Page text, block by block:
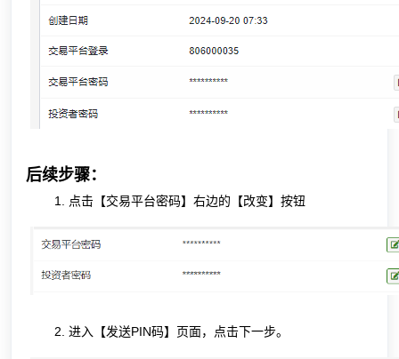
后续步骤：
点击【交易平台密码】右边的【改变】按钮
进入【发送PIN码】页面，点击下一步。